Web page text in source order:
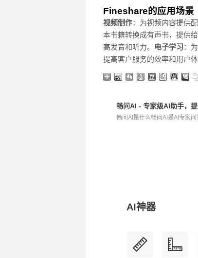
Fineshare的应用场景
视频制作：为视频内容提供配
本书籍转换成有声书，提供
高发音和听力。
电子学习：
提高客户服务的效率和用户体
畅问AI - 专家级AI助手，
畅问AI是什么畅问AI是AI专家
AI神器